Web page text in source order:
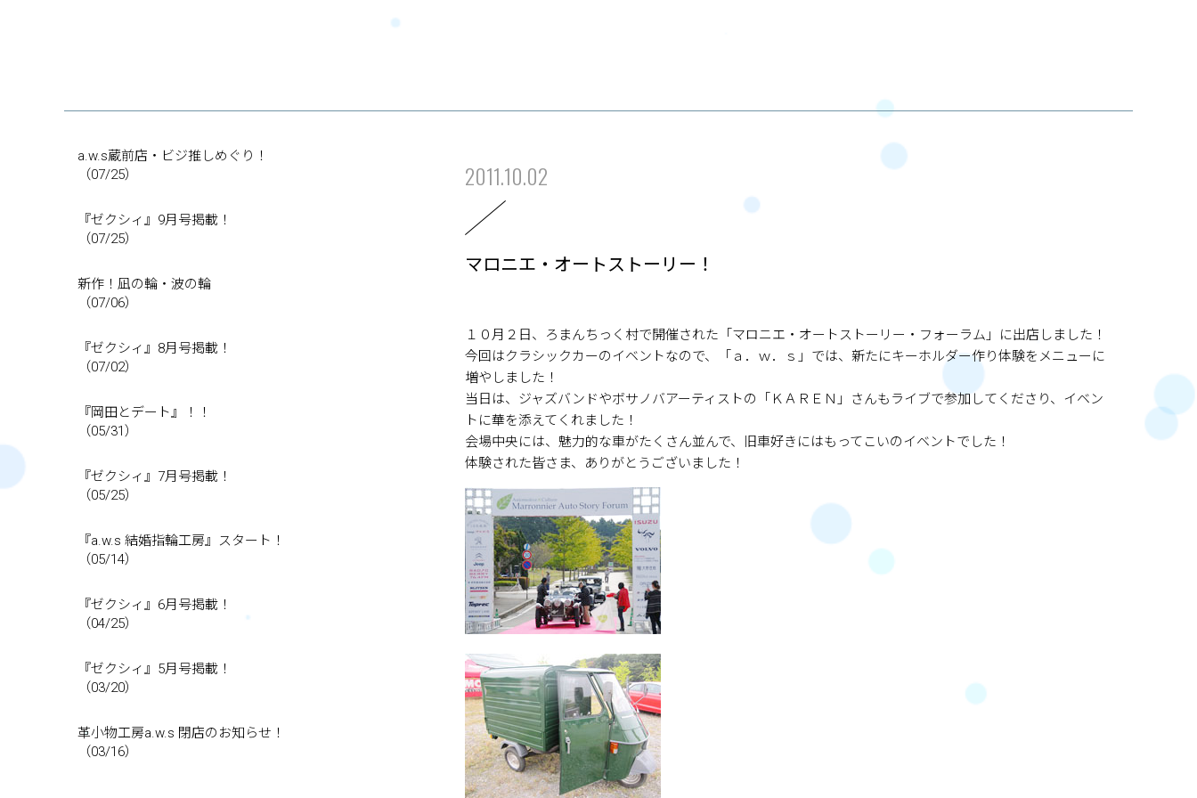
2011.10.02
マロニエ・オートストーリー！
１０月２日、ろまんちっく村で開催された「マロニエ・オートストーリー・フォーラム」に出店しました！
今回はクラシックカーのイベントなので、「ａ．ｗ．ｓ」では、新たにキーホルダー作り体験をメニューに
増やしました！
当日は、ジャズバンドやボサノバアーティストの「ＫＡＲＥＮ」さんもライブで参加してくださり、イベン
トに華を添えてくれました！
会場中央には、魅力的な車がたくさん並んで、旧車好きにはもってこいのイベントでした！
体験された皆さま、ありがとうございました！
a.w.s蔵前店・ビジ推しめぐり！
（07/25）
『ゼクシィ』9月号掲載！
（07/25）
新作！凪の輪・波の輪
（07/06）
『ゼクシィ』8月号掲載！
（07/02）
『岡田とデート』！！
（05/31）
『ゼクシィ』7月号掲載！
（05/25）
『a.w.s 結婚指輪工房』スタート！
（05/14）
『ゼクシィ』6月号掲載！
（04/25）
『ゼクシィ』5月号掲載！
（03/20）
革小物工房a.w.s 閉店のお知らせ！
（03/16）